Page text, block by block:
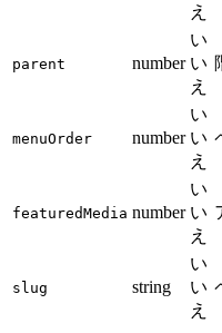
え
parent number
い
い
え
menuOrder number
い
い
え
featuredMedia number
い
い
え
slug string
い
い
え